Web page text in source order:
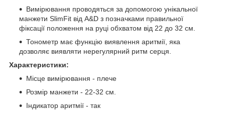
Вимірювання проводяться за допомогою унікальної
манжети SlimFit від A&D з позначками правильної
фіксації положення на руці обхватом від 22 до 32 см.
Тонометр має функцію виявлення аритмії, яка
дозволяє виявляти нерегулярний ритм серця.
Характеристики:
Місце вимірювання - плече
Розмір манжети - 22-32 см.
Індикатор аритмії - так